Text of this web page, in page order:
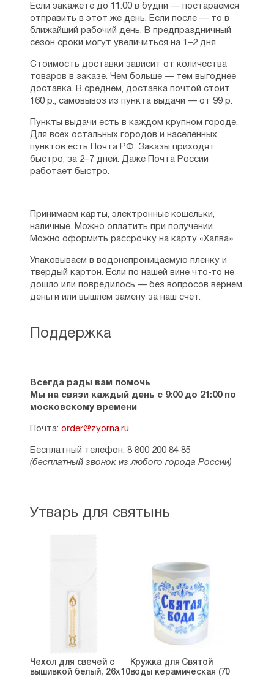
Поддержка
Всегда рады вам помочь
Мы на связи каждый день с 9:00 до 21:00 по
московскому времени
Почта: order@zyorna.ru
Бесплатный телефон: 8 800 200 84 85
(бесплатный звонок из любого города России)
Если закажете до 11:00 в будни — постараемся
отправить в этот же день. Если после — то в
ближайший рабочий день. В предпраздничный
сезон сроки могут увеличиться на 1–2 дня.
Стоимость доставки зависит от количества
товаров в заказе. Чем больше — тем выгоднее
доставка. В среднем, доставка почтой стоит
160 р., самовывоз из пункта выдачи — от 99 р.
Пункты выдачи есть в каждом крупном городе.
Для всех остальных городов и населенных
пунктов есть Почта РФ. Заказы приходят
быстро, за 2–7 дней. Даже Почта России
работает быстро.
Принимаем карты, электронные кошельки,
наличные. Можно оплатить при получении.
Можно оформить рассрочку на карту «Халва».
Упаковываем в водонепроницаемую пленку и
твердый картон. Если по нашей вине что-то не
дошло или повредилось — без вопросов вернем
деньги или вышлем замену за наш счет.
Утварь для святынь
Чехол для свечей с
вышивкой белый, 26х10
Кружка для Святой
воды керамическая (70